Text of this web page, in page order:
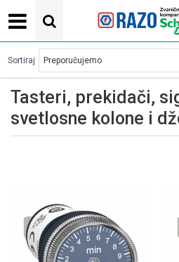
POVOLJNE CENE AUTOMATSKIH
Tasteri, prekidači,
svetlosne kolone i
Sortiraj